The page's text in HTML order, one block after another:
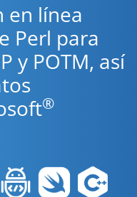
en línea
Perl para
y POTM, así
®